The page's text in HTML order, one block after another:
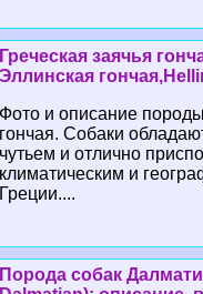
Греческая заячья
Эллинская
Фото и описание
гончая. Собаки
чутьем и отлично
климатическим и
Греции....
Порода собак